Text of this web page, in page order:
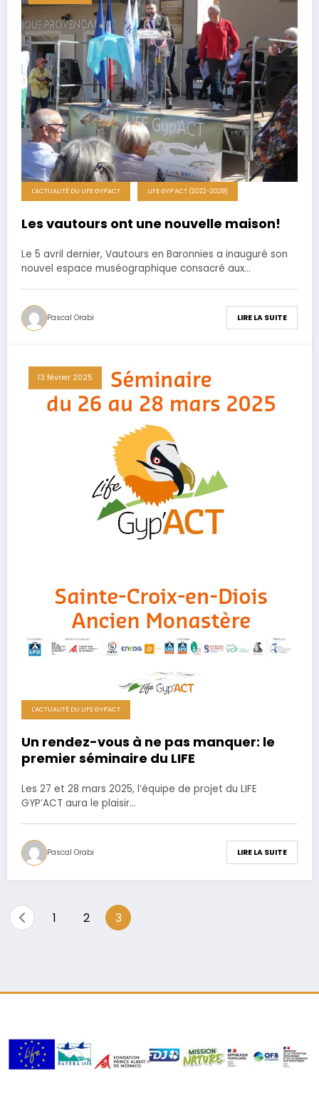
L'ACTUALITÉ DU LIFE GYP'ACT LIFE GYP’ACT (2022-2028)
Les vautours ont une nouvelle maison!
Le 5 avril dernier, Vautours en Baronnies a inauguré son
nouvel espace muséographique consacré aux…
Pascal Orabi LIRE LA SUITE
13 février 2025
L'ACTUALITÉ DU LIFE GYP'ACT
Un rendez-vous à ne pas manquer: le
premier séminaire du LIFE
Les 27 et 28 mars 2025, l’équipe de projet du LIFE
GYP’ACT aura le plaisir…
Pascal Orabi LIRE LA SUITE
Pagination
1 2 3